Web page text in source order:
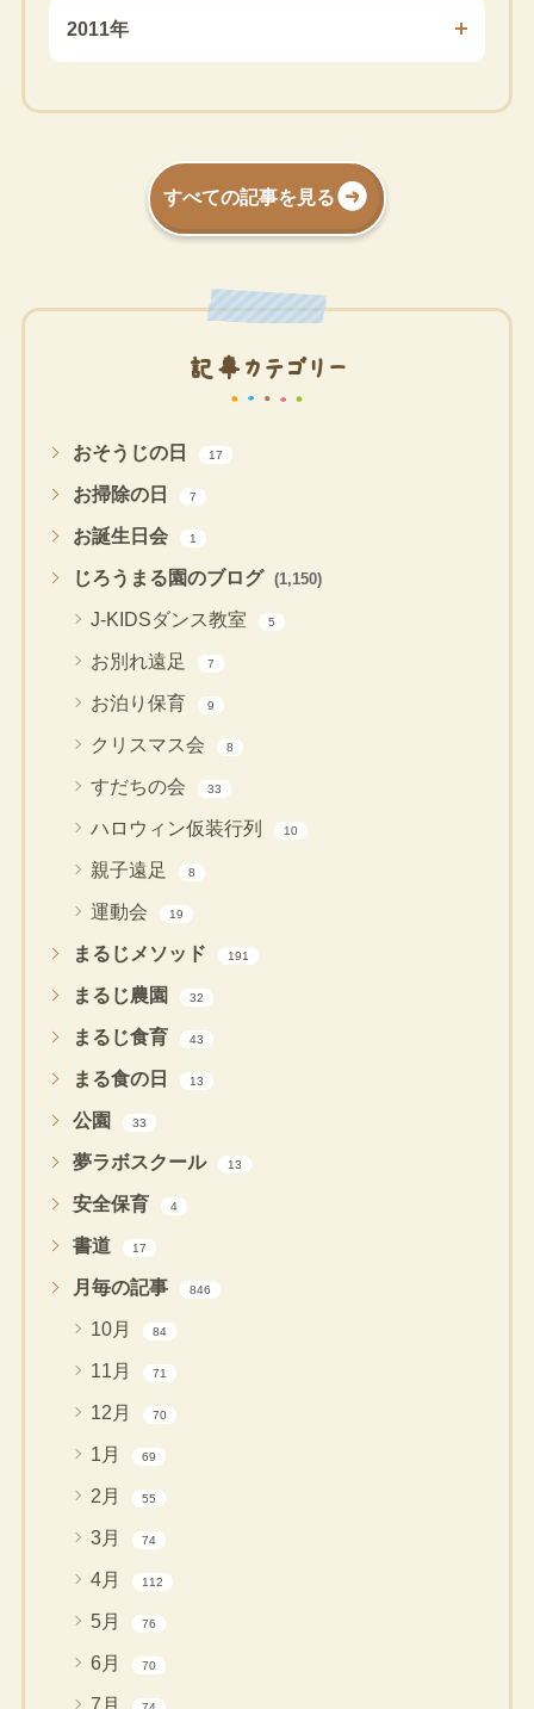
2011年
すべての記事を見る
記事カテゴリー
おそうじの日 17
お掃除の日 7
お誕生日会 1
じろうまる園のブログ (1,150)
J-KIDSダンス教室 5
お別れ遠足 7
お泊り保育 9
クリスマス会 8
すだちの会 33
ハロウィン仮装行列 10
親子遠足 8
運動会 19
まるじメソッド 191
まるじ農園 32
まるじ食育 43
まる食の日 13
公園 33
夢ラボスクール 13
安全保育 4
書道 17
月毎の記事 846
10月 84
11月 71
12月 70
1月 69
2月 55
3月 74
4月 112
5月 76
6月 70
7月